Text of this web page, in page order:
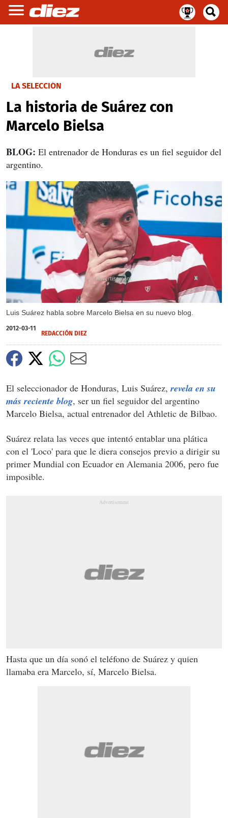
LA SELECCIÓN
La historia de Suárez con
Marcelo Bielsa
BLOG: El entrenador de Honduras es un fiel seguidor del
argentino.
Luis Suárez habla sobre Marcelo Bielsa en su nuevo blog.
X
2012-03-11
REDACCIÓN DIEZ
El seleccionador de Honduras, Luis Suárez,revela en su
más reciente blog, ser un fiel seguidor del argentino
Marcelo Bielsa, actual entrenador del Athletic de Bilbao.
Suárez relata las veces que intentó entablar una plática
con el 'Loco' para que le diera consejos previo a dirigir su
primer Mundial con Ecuador en Alemania 2006, pero fue
imposible.
Hasta que un día sonó el teléfono de Suárez y quien
llamaba era Marcelo, sí, Marcelo Bielsa.